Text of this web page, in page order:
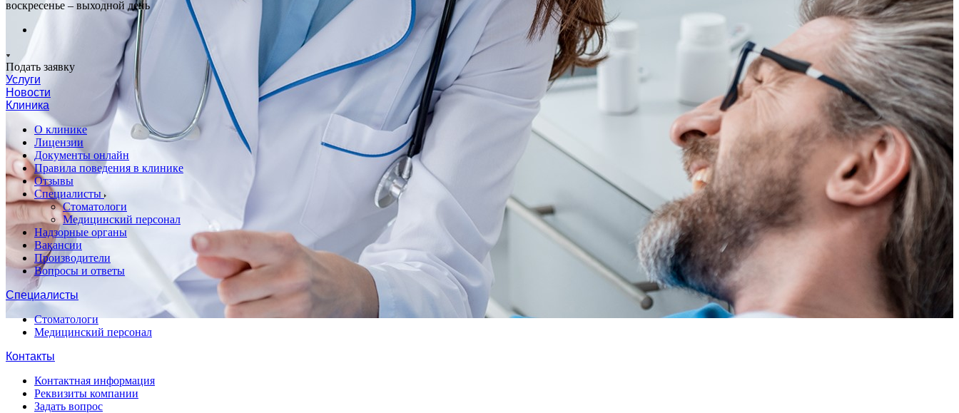
воскресенье – выходной день
Подать заявку
Услуги
Новости
Клиника
О клинике
Лицензии
Документы онлайн
Правила поведения в клинике
Отзывы
Специалисты
Стоматологи
Медицинский персонал
Надзорные органы
Вакансии
Производители
Вопросы и ответы
Специалисты
Стоматологи
Медицинский персонал
Контакты
Контактная информация
Реквизиты компании
Задать вопрос